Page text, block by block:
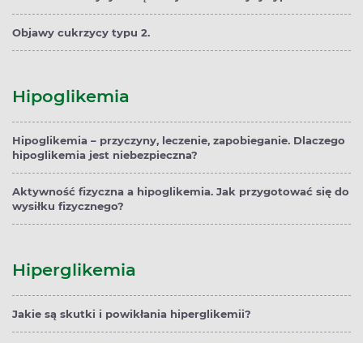
Objawy cukrzycy typu 2.
Hipoglikemia
Hipoglikemia – przyczyny, leczenie, zapobieganie. Dlaczego
hipoglikemia jest niebezpieczna?
Aktywność fizyczna a hipoglikemia. Jak przygotować się do
wysiłku fizycznego?
Hiperglikemia
Jakie są skutki i powikłania hiperglikemii?